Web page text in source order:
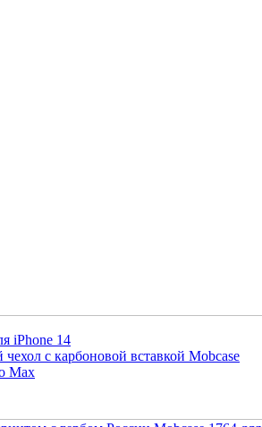
iPhone 14
с карбоновой вставкой Mobcase
Max